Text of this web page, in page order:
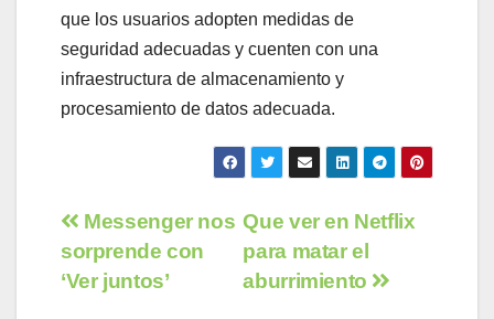
que los usuarios adopten medidas de
seguridad adecuadas y cuenten con una
infraestructura de almacenamiento y
procesamiento de datos adecuada.
Navegación
de
Que ver en Netflix
para matar el
aburrimiento
Messenger nos
sorprende con
‘Ver juntos’